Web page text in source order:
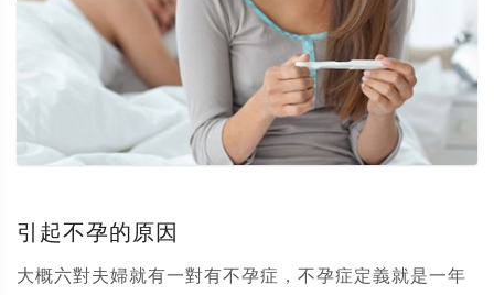
引起不孕的原因
大概六對夫婦就有一對有不孕症，不孕症定義就是一年